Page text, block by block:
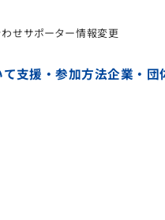
器・子ども兵）
せサポーター情報変更
支援・参加方法企業・団